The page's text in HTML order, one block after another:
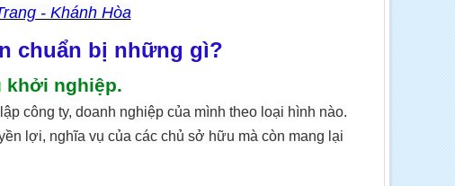
- Khánh Hòa
chuẩn bị những gì?
khởi nghiệp.
công ty, doanh nghiệp của mình theo loại hình nào.
lợi, nghĩa vụ của các chủ sở hữu mà còn mang lại